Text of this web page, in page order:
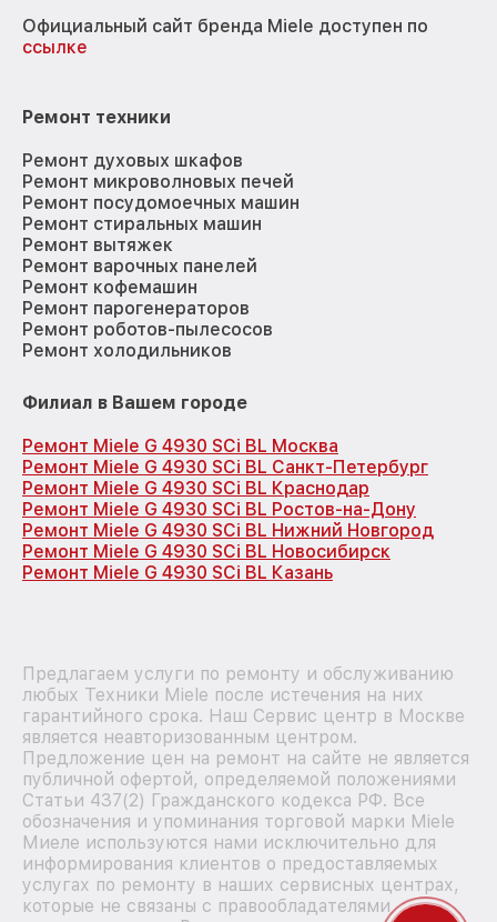
Официальный сайт бренда Miele доступен по
ссылке
Ремонт техники
Ремонт духовых шкафов
Ремонт микроволновых печей
Ремонт посудомоечных машин
Ремонт стиральных машин
Ремонт вытяжек
Ремонт варочных панелей
Ремонт кофемашин
Ремонт парогенераторов
Ремонт роботов-пылесосов
Ремонт холодильников
Филиал в Вашем городе
Ремонт Miele G 4930 SCi BL Москва
Ремонт Miele G 4930 SCi BL Санкт-Петербург
Ремонт Miele G 4930 SCi BL Краснодар
Ремонт Miele G 4930 SCi BL Ростов-на-Дону
Ремонт Miele G 4930 SCi BL Нижний Новгород
Ремонт Miele G 4930 SCi BL Новосибирск
Ремонт Miele G 4930 SCi BL Казань
Предлагаем услуги по ремонту и обслуживанию
любых Техники Miele после истечения на них
гарантийного срока. Наш Сервис центр в Москве
является неавторизованным центром.
Предложение цен на ремонт на сайте не является
публичной офертой, определяемой положениями
Статьи 437(2) Гражданского кодекса РФ. Все
обозначения и упоминания торговой марки Miele
Миеле используются нами исключительно для
информирования клиентов о предоставляемых
услугах по ремонту в наших сервисных центрах,
которые не связаны с правообладателями